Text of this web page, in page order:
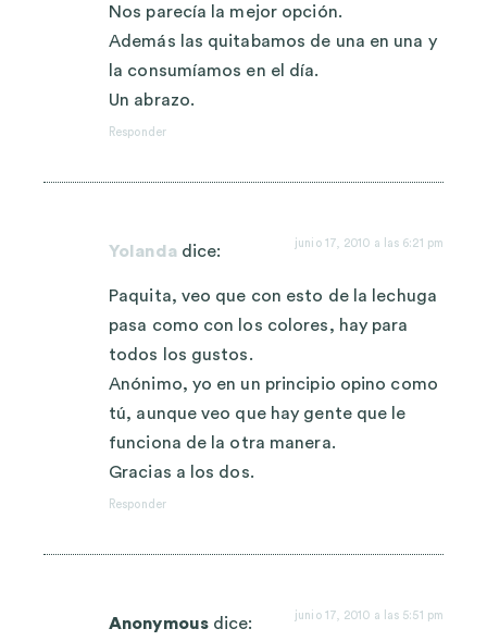
Nos parecía la mejor opción.
Además las quitabamos de una en una y
la consumíamos en el día.
Un abrazo.
Responder
Yolanda dice: junio 17, 2010 a las 6:21 pm
Paquita, veo que con esto de la lechuga
pasa como con los colores, hay para
todos los gustos.
Anónimo, yo en un principio opino como
tú, aunque veo que hay gente que le
funciona de la otra manera.
Gracias a los dos.
Responder
Anonymous dice: junio 17, 2010 a las 5:51 pm